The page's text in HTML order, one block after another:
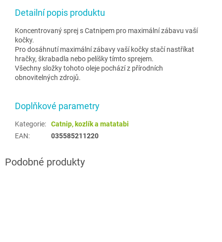
Detailní popis produktu
Koncentrovaný sprej s Catnipem pro maximální zábavu vaší
kočky.
Pro dosáhnutí maximální zábavy vaší kočky stačí nastříkat
hračky, škrabadla nebo pelíšky tímto sprejem.
Všechny složky tohoto oleje pochází z přírodních
obnovitelných zdrojů.
Doplňkové parametry
Kategorie:
Catnip, kozlík a matatabi
EAN: 035585211220